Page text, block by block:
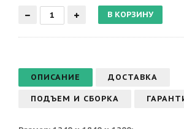
ОПИСАНИЕ ДОСТАВКА
ПОДЪЕМ И СБОРКА